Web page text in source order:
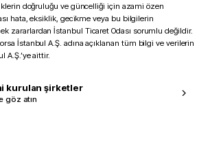
doğruluğu ve güncelliği için azami özen
hata, eksiklik, gecikme veya bu bilgilerin
zararlardan İstanbul Ticaret Odası sorumlu değildir.
İstanbul A.Ş. adına açıklanan tüm bilgi ve verilerin
A.Ş.’ye aittir.
kurulan şirketler
göz atın